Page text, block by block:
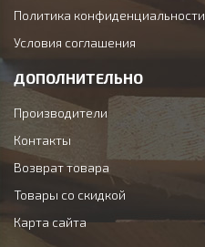
Политика конфиденциальности
Условия соглашения
ДОПОЛНИТЕЛЬНО
Производители
Контакты
Возврат товара
Товары со скидкой
Карта сайта